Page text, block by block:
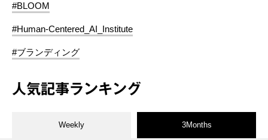
#BLOOM
#Human-Centered_AI_Institute
#ブランディング
人気記事ランキング
Weekly 3Months